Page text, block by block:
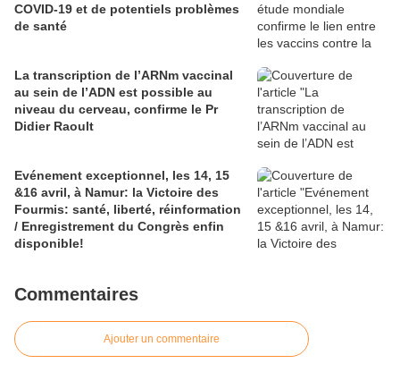
COVID-19 et de potentiels problèmes
de santé
La transcription de l’ARNm vaccinal
au sein de l’ADN est possible au
niveau du cerveau, confirme le Pr
Didier Raoult
Evénement exceptionnel, les 14, 15
&16 avril, à Namur: la Victoire des
Fourmis: santé, liberté, réinformation
/ Enregistrement du Congrès enfin
disponible!
Commentaires
Ajouter un commentaire